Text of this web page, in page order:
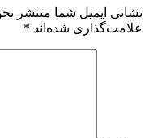
نشانی ایمیل شما منتشر
علامت‌گذاری شده‌اند *